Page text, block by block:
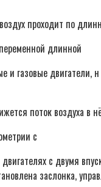
проходит по
газовые двигатели,
поток воздуха в
с двумя
заслонка,